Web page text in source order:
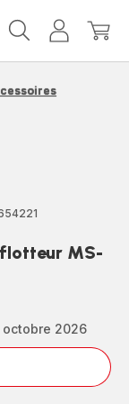
MonMon
MS-
2026